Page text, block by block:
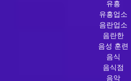
유흥
유흥업소
음란업소
음란한
음성 훈련
음식
음식점
음악